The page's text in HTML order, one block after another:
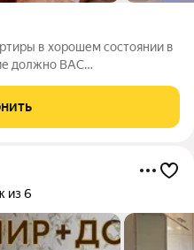
в хорошем состоянии в
должно ВАС
кв.м, 5/5 этаж, солнечная и
из 6